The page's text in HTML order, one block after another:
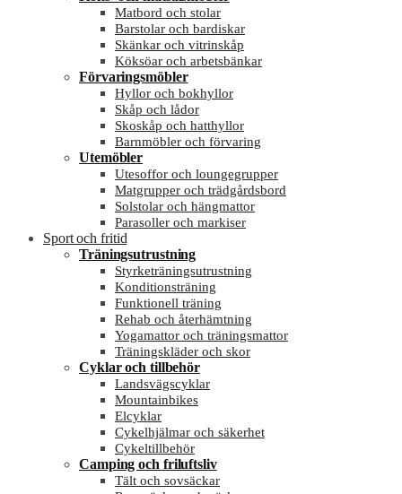
Matbord och stolar
Barstolar och bardiskar
Skänkar och vitrinskåp
Köksöar och arbetsbänkar
Förvaringsmöbler
Hyllor och bokhyllor
Skåp och lådor
Skoskåp och hatthyllor
Barnmöbler och förvaring
Utemöbler
Utesoffor och loungegrupper
Matgrupper och trädgårdsbord
Solstolar och hängmattor
Parasoller och markiser
Sport och fritid
Träningsutrustning
Styrketräningsutrustning
Konditionsträning
Funktionell träning
Rehab och återhämtning
Yogamattor och träningsmattor
Träningskläder och skor
Cyklar och tillbehör
Landsvägscyklar
Mountainbikes
Elcyklar
Cykelhjälmar och säkerhet
Cykeltillbehör
Camping och friluftsliv
Tält och sovsäckar